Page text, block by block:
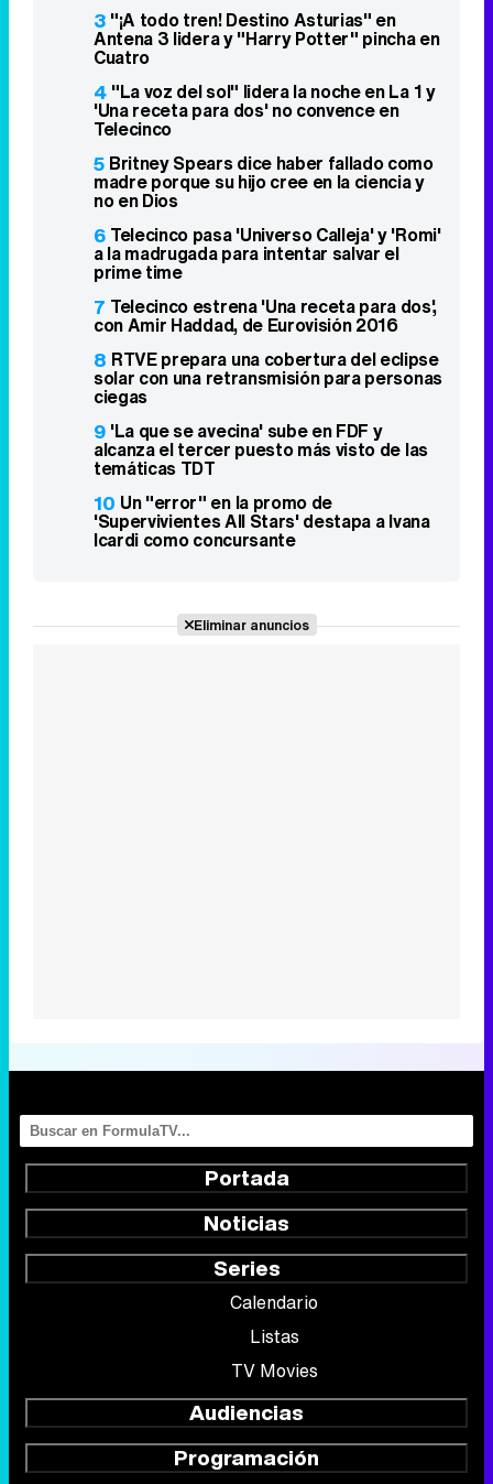
3 "¡A todo tren! Destino Asturias" en
Antena 3 lidera y "Harry Potter" pincha en
Cuatro
4 "La voz del sol" lidera la noche en La 1 y
'Una receta para dos' no convence en
Telecinco
5 Britney Spears dice haber fallado como
madre porque su hijo cree en la ciencia y
no en Dios
6 Telecinco pasa 'Universo Calleja' y 'Romi'
a la madrugada para intentar salvar el
prime time
7 Telecinco estrena 'Una receta para dos',
con Amir Haddad, de Eurovisión 2016
8 RTVE prepara una cobertura del eclipse
solar con una retransmisión para personas
ciegas
9 'La que se avecina' sube en FDF y
alcanza el tercer puesto más visto de las
temáticas TDT
10 Un "error" en la promo de
'Supervivientes All Stars' destapa a Ivana
Icardi como concursante
Eliminar anuncios
Portada
Noticias
Series
Calendario
Listas
TV Movies
Audiencias
Programación